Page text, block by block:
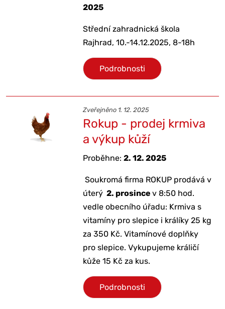
2025
Střední zahradnická škola
Rajhrad, 10.-14.12.2025, 8-18h
Podrobnosti
Zveřejněno 1. 12. 2025
Rokup - prodej krmiva
a výkup kůží
Proběhne:2. 12. 2025
Soukromá firma ROKUP prodává v
úterý 2. prosincev 8:50 hod.
vedle obecního úřadu: Krmiva s
vitamíny pro slepice i králíky 25 kg
za 350 Kč. Vitamínové doplňky
pro slepice. Vykupujeme králičí
kůže 15 Kč za kus.
Podrobnosti